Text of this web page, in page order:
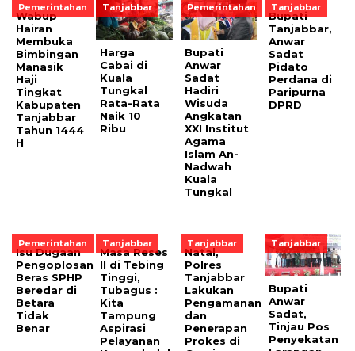
Pemerintahan
Wabup
Hairan
Membuka
Bimbingan
Manasik
Haji
Tingkat
Kabupaten
Tanjabbar
Tahun 1444
H
Tanjabbar
Harga
Cabai di
Kuala
Tungkal
Rata-Rata
Naik 10
Ribu
Pemerintahan
Bupati
Anwar
Sadat
Hadiri
Wisuda
Angkatan
XXI Institut
Agama
Islam An-
Nadwah
Kuala
Tungkal
Tanjabbar
Bupati
Tanjabbar,
Anwar
Sadat
Pidato
Perdana di
Paripurna
DPRD
Pemerintahan
Isu Dugaan
Pengoplosan
Beras SPHP
Beredar di
Betara
Tidak
Benar
Tanjabbar
Masa Reses
II di Tebing
Tinggi,
Tubagus :
Kita
Tampung
Aspirasi
Pelayanan
Tanjabbar
Natal,
Polres
Tanjabbar
Lakukan
Pengamanan
dan
Penerapan
Prokes di
Tanjabbar
Bupati
Anwar
Sadat,
Tinjau Pos
Penyekatan